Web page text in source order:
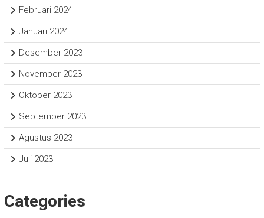
Februari 2024
Januari 2024
Desember 2023
November 2023
Oktober 2023
September 2023
Agustus 2023
Juli 2023
Categories